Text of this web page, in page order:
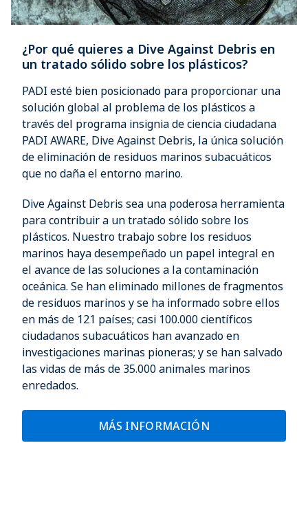
¿Por qué quieres a Dive Against Debris en
un tratado sólido sobre los plásticos?
PADI esté bien posicionado para proporcionar una
solución global al problema de los plásticos a
través del programa insignia de ciencia ciudadana
PADI AWARE, Dive Against Debris, la única solución
de eliminación de residuos marinos subacuáticos
que no daña el entorno marino.
Dive Against Debris sea una poderosa herramienta
para contribuir a un tratado sólido sobre los
plásticos. Nuestro trabajo sobre los residuos
marinos haya desempeñado un papel integral en
el avance de las soluciones a la contaminación
oceánica. Se han eliminado millones de fragmentos
de residuos marinos y se ha informado sobre ellos
en más de 121 países; casi 100.000 científicos
ciudadanos subacuáticos han avanzado en
investigaciones marinas pioneras; y se han salvado
las vidas de más de 35.000 animales marinos
enredados.
MÁS INFORMACIÓN